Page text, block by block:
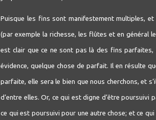
Puisque les fins sont manifestement multiples, et
(par exemple la richesse, les flûtes et en général
est clair que ce ne sont pas là des fins
évidence, quelque chose de parfait. Il en résulte
parfaite, elle sera le bien que nous cherchons, et
d’entre elles. Or, ce qui est digne d’être poursuivi
ce qui est poursuivi pour une autre chose; et ce qui